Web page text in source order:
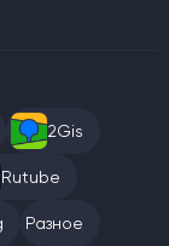
2Gis
Rutube
Разное